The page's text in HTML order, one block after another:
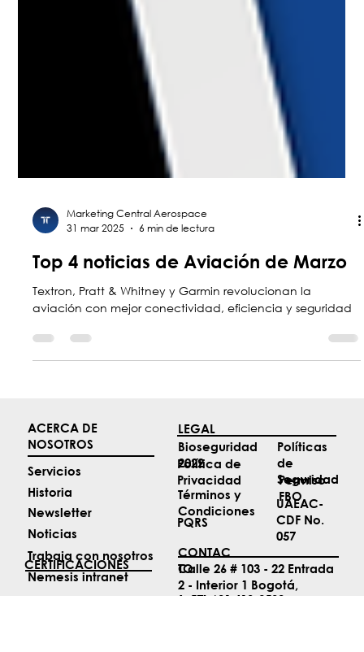
31 mar 2025
6 min de lectura
Top 4 noticias de Aviación de Marzo
aviación con mejor conectividad, eficiencia y seguridad
Noticias
Newsletter
Historia
Servicios
ACERCA DE
NOSOTROS
LEGAL
Bioseguridad
2022
Política de
Privacidad
Términos y
Condiciones
PQRS
Políticas
de
Seguridad
Permiso
FBO
UAEAC-
CDF No.
057
CONTAC